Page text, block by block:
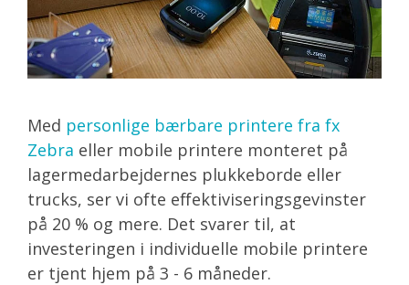
Med personlige bærbare printere fra fx
Zebra eller mobile printere monteret på
lagermedarbejdernes plukkeborde eller
trucks, ser vi ofte effektiviseringsgevinster
på 20 % og mere. Det svarer til, at
investeringen i individuelle mobile printere
er tjent hjem på 3 - 6 måneder.